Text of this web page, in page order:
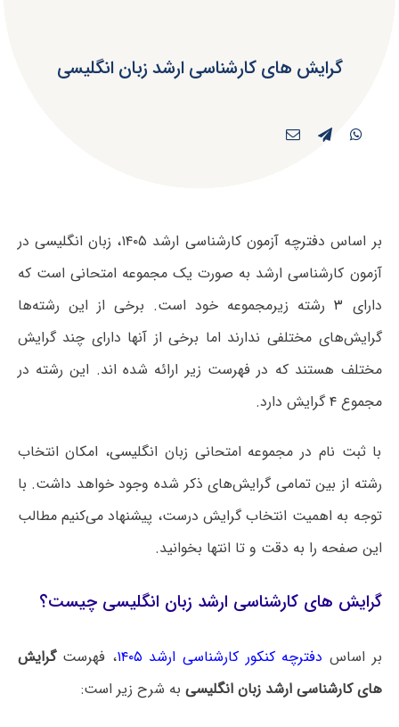
گرایش های کارشناسی ارشد زبان انگلیسی
بر اساس دفترچه آزمون کارشناسی ارشد ۱۴۰۵، زبان انگلیسی در
آزمون کارشناسی ارشد به صورت یک مجموعه امتحانی است که
دارای ۳ رشته زیرمجموعه خود است. برخی از این رشته‌ها
گرایش‌های مختلفی ندارند اما برخی از آنها دارای چند گرایش
مختلف هستند که در فهرست زیر ارائه شده اند. این رشته در
مجموع۴ گرایش دارد.
با ثبت نام در مجموعه امتحانی زبان انگلیسی، امکان انتخاب
رشته از بین تمامی گرایش‌های ذکر شده وجود خواهد داشت. با
توجه به اهمیت انتخاب گرایش درست، پیشنهاد می‌کنیم مطالب
این صفحه را به دقت و تا انتها بخوانید.
گرایش های کارشناسی ارشد زبان انگلیسی چیست؟
بر اساس دفترچه کنکور کارشناسی ارشد ۱۴۰۵ ، فهرست گرایش
های کارشناسی ارشد زبان انگلیسی به شرح زیر است: